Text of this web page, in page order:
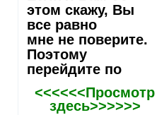
этом скажу, Вы
все равно
мне не поверите.
Поэтому
перейдите по
<<<<<<Просмотр
здесь>>>>>>